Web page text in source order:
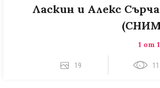
Ласкин и Алекс
1 от
19